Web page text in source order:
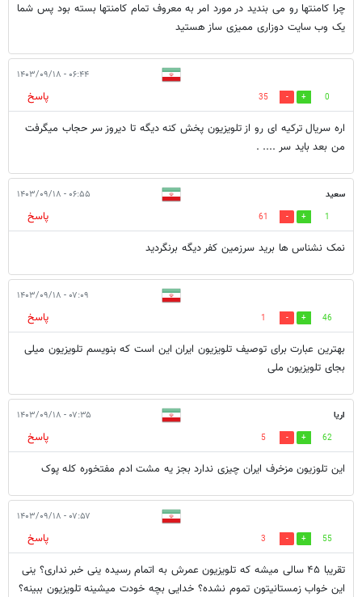
چرا کامنتها رو می بندید در مورد امر به معروف تمام کامنتها بسته بود پس شما
یک وب سایت دوزاری ممیزی ساز هستید
۰۶:۴۴ - ۱۴۰۳/۰۹/۱۸
0
35
پاسخ
اره سریال ترکیه ای رو از تلویزیون پخش کنه دیگه تا دیروز سر حجاب میگرفت
من بعد باید سر .... .
سعید ۰۶:۵۵ - ۱۴۰۳/۰۹/۱۸
1
61
پاسخ
نمک نشناس ها برید سرزمین کفر دیگه برنگردید
۰۷:۰۹ - ۱۴۰۳/۰۹/۱۸
46
1
پاسخ
بهترین عبارت برای توصیف تلویزیون ایران این است که بنویسم تلویزیون میلی
بجای تلویزیون ملی
اریا ۰۷:۳۵ - ۱۴۰۳/۰۹/۱۸
62
5
پاسخ
این تلوزیون مزخرف ایران چیزی ندارد بجز یه مشت ادم مفتخوره کله پوک
۰۷:۵۷ - ۱۴۰۳/۰۹/۱۸
55
3
پاسخ
تقریبا ۴۵ سالی میشه که تلویزیون عمرش به اتمام رسیده ینی خبر نداری؟ ینی
این خواب زمستانیتون تموم نشده؟ خدایی بچه خودت میشینه تلویزیون ببینه؟